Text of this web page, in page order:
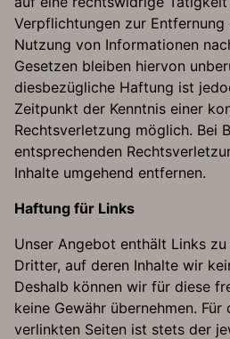
Verpflichtungen zur
Nutzung von Informationen
Gesetzen bleiben hiervon
diesbezügliche Haftung ist
Zeitpunkt der Kenntnis einer
Rechtsverletzung möglich. Bei
entsprechenden
Inhalte umgehend entfernen.
Haftung für Links
Unser Angebot enthält Links
Dritter, auf deren Inhalte wir
Deshalb können wir für diese
keine Gewähr übernehmen. Für
verlinkten Seiten ist stets der